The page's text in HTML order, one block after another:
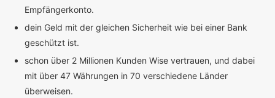
Empfängerkonto.
dein Geld mit der gleichen Sicherheit wie bei einer Bank
geschützt ist.
schon über 2 Millionen Kunden Wise vertrauen, und dabei
mit über 47 Währungen in 70 verschiedene Länder
überweisen.